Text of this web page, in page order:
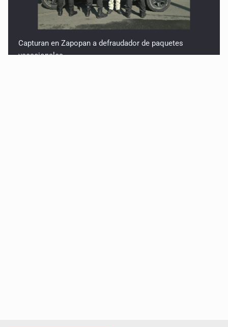
Capturan en Zapopan a defraudador de paquetes
vacacionales